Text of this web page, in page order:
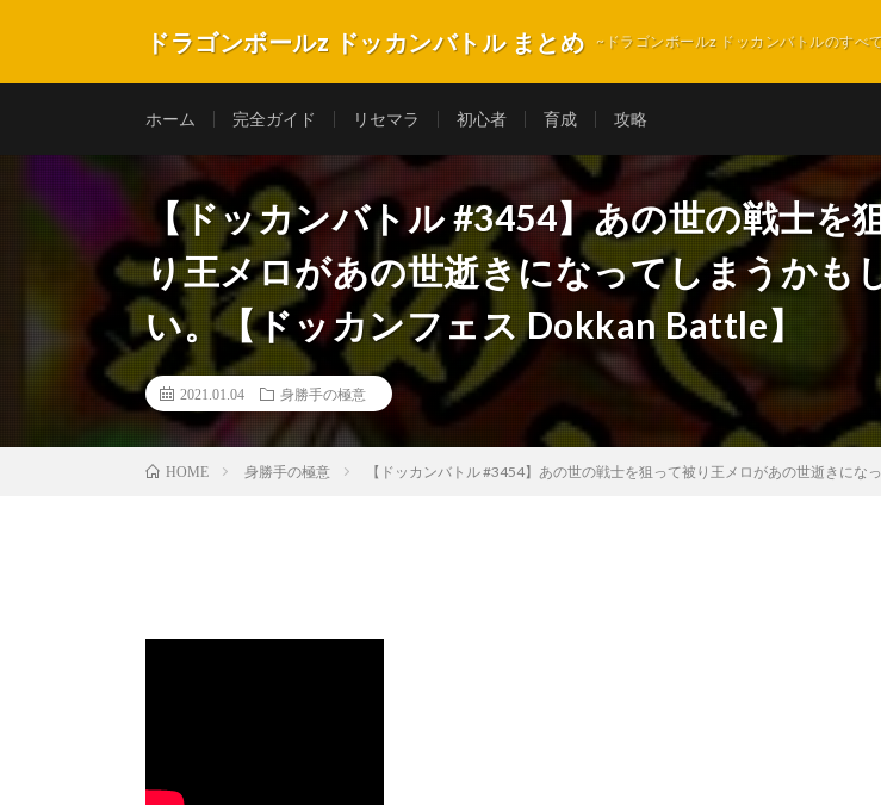
ドラゴンボールz ドッカンバトル まとめ ~ドラゴンボールz ドッカンバトルのすべ
ホーム 完全ガイド リセマラ 初心者 育成 攻略
【ドッカンバトル #3454】あの世の戦士を
り王メロがあの世逝きになってしまうかも
い。【ドッカンフェス Dokkan Battle】
2021.01.04 身勝手の極意
HOME 身勝手の極意 【ドッカンバトル #3454】あの世の戦士を狙って被り王メロがあの世逝きにな